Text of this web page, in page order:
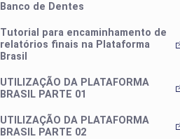
Banco de Dentes
Tutorial para encaminhamento de
relatórios finais na Plataforma
Brasil
UTILIZAÇÃO DA PLATAFORMA
BRASIL PARTE 01
UTILIZAÇÃO DA PLATAFORMA
BRASIL PARTE 02